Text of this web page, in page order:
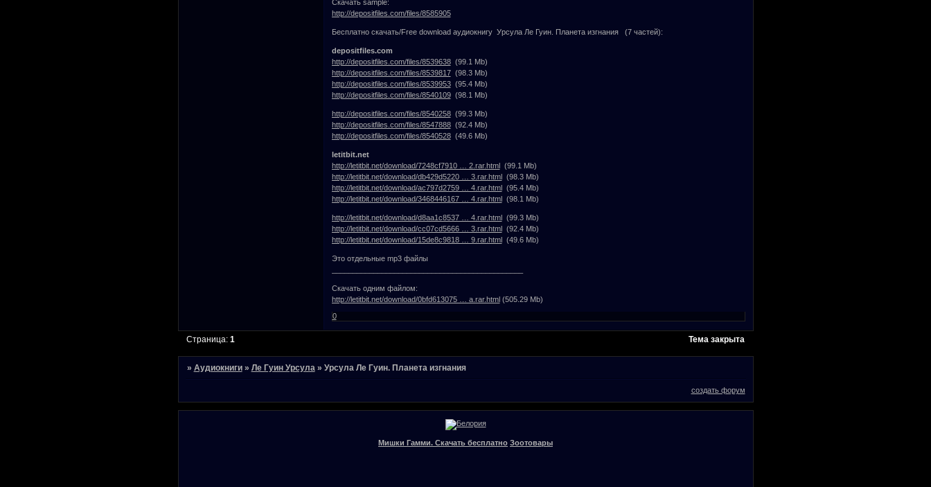
Скачать sample:
http://depositfiles.com/files/8585905
Бесплатно скачать/Free download аудиокнигу Урсула Ле Гуин. Планета изгнания (7 частей):
depositfiles.com
http://depositfiles.com/files/8539638(99.1 Mb)
http://depositfiles.com/files/8539817(98.3 Mb)
http://depositfiles.com/files/8539953(95.4 Mb)
http://depositfiles.com/files/8540109(98.1 Mb)
http://depositfiles.com/files/8540258(99.3 Mb)
http://depositfiles.com/files/8547888(92.4 Mb)
http://depositfiles.com/files/8540528(49.6 Mb)
letitbit.net
http://letitbit.net/download/7248cf7910 … 2.rar.html(99.1 Mb)
http://letitbit.net/download/db429d5220 … 3.rar.html(98.3 Mb)
http://letitbit.net/download/ac797d2759 … 4.rar.html(95.4 Mb)
http://letitbit.net/download/3468446167 … 4.rar.html(98.1 Mb)
http://letitbit.net/download/d8aa1c8537 … 4.rar.html(99.3 Mb)
http://letitbit.net/download/cc07cd5666 … 3.rar.html(92.4 Mb)
http://letitbit.net/download/15de8c9818 … 9.rar.html(49.6 Mb)
Это отдельные mp3 файлы
Скачать одним файлом:
http://letitbit.net/download/0bfd613075 … a.rar.html(505.29 Mb)
0
Тема закрыта
Страница: 1
» Аудиокниги » Ле Гуин Урсула » Урсула Ле Гуин. Планета изгнания
создать форум
Мишки Гамми. Скачать бесплатно Зоотовары